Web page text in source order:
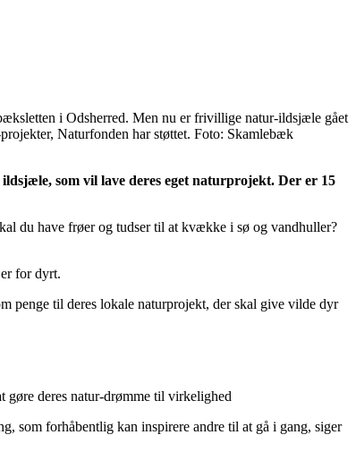
i Odsherred. Men nu er frivillige natur-ildsjæle gået
Naturfonden har støttet. Foto: Skamlebæk
som vil lave deres eget naturprojekt. Der er 15
du have frøer og tudser til at kvække i sø og vandhuller?
for dyrt.
penge til deres lokale naturprojekt, der skal give vilde dyr
gøre deres natur-drømme til virkelighed
som forhåbentlig kan inspirere andre til at gå i gang, siger